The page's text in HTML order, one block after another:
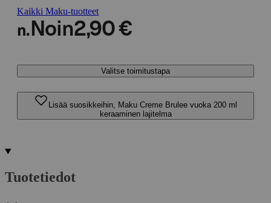
Kaikki Maku-tuotteet
n. Noin2,90 €
Valitse toimitustapa
Lisää suosikkeihin, Maku Creme Brulee vuoka 200 ml
keraaminen lajitelma
Tuotetiedot